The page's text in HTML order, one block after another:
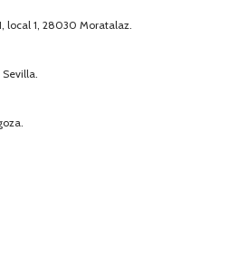
local 1, 28030 Moratalaz.